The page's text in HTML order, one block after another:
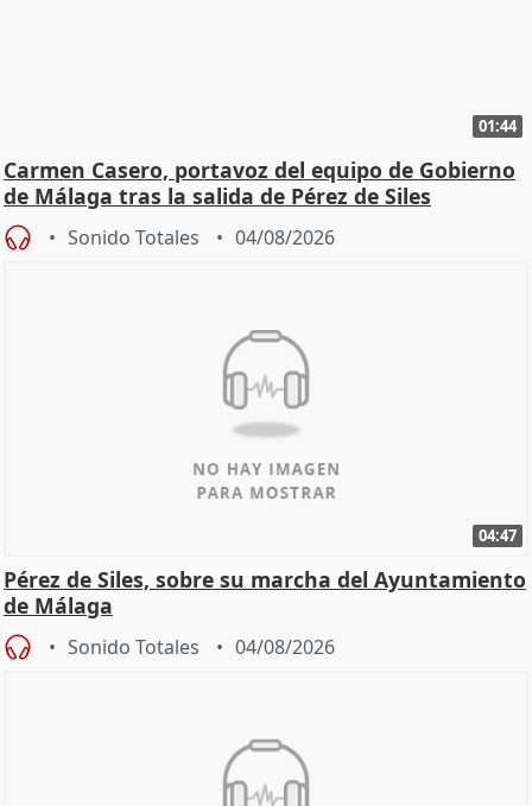
01:44
Carmen Casero, portavoz del equipo de Gobierno
de Málaga tras la salida de Pérez de Siles
Sonido Totales 04/08/2026
04:47
Pérez de Siles, sobre su marcha del Ayuntamiento
de Málaga
Sonido Totales 04/08/2026